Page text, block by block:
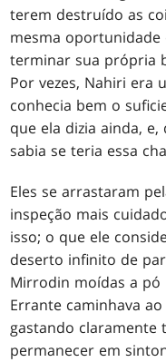
terem destruído as
mesma
terminar sua própria
Por vezes, Nahiri era
conhecia bem o
que ela dizia ainda,
sabia se teria essa
Eles se arrastaram
inspeção mais
isso; o que ele
deserto infinito de
Mirrodin moídas a pó
Errante caminhava
gastando claramente
permanecer em